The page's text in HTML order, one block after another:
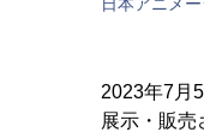
2023年7月
展示・販売